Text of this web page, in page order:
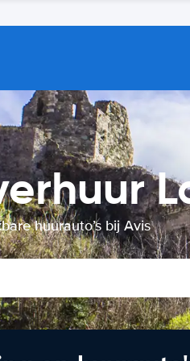
huurauto’s bij Avis